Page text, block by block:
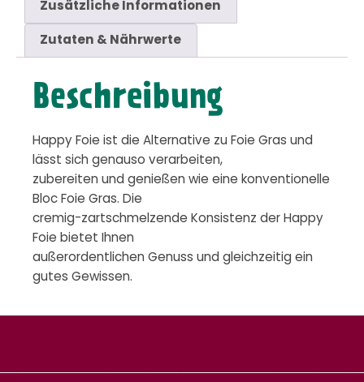
Zusätzliche Informationen
Zutaten & Nährwerte
Beschreibung
Happy Foie ist die Alternative zu Foie Gras und
lässt sich genauso verarbeiten,
zubereiten und genießen wie eine konventionelle
Bloc Foie Gras. Die
cremig-zartschmelzende Konsistenz der Happy
Foie bietet Ihnen
außerordentlichen Genuss und gleichzeitig ein
gutes Gewissen.